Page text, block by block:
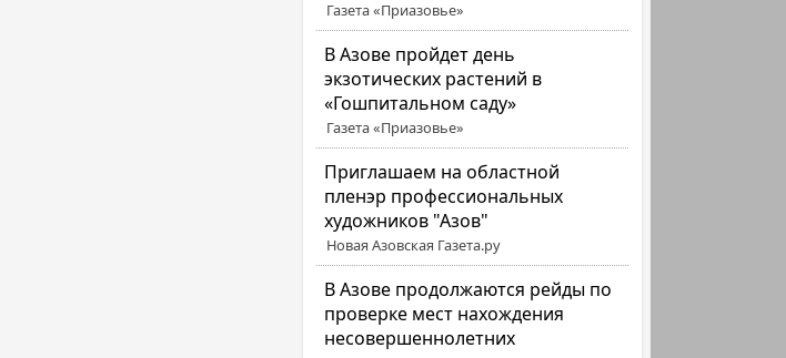
Газета «Приазовье»
В Азове пройдет день
экзотических растений в
«Гошпитальном саду»
Газета «Приазовье»
Приглашаем на областной
пленэр профессиональных
художников "Азов"
Новая Азовская Газета.ру
В Азове продолжаются рейды по
проверке мест нахождения
несовершеннолетних